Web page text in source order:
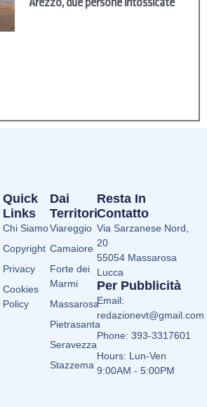
Dai
Territori
Viareggio
Camaiore
Forte dei
Marmi
Massarosa
Pietrasanta
Seravezza
Stazzema
Quick
Links
Chi Siamo
Copyright
Privacy
Cookies
Policy
Resta In
Contatto
Via Sarzanese Nord,
20
55054 Massarosa
Lucca
Per Pubblicità
Email:
redazionevt@gmail.com
Phone: 393-3317601
Hours: Lun-Ven
9:00AM - 5:00PM